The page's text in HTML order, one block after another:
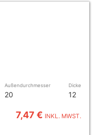
Außendurchmesser
20
Dicke
12
7,47 € INKL. MWST.